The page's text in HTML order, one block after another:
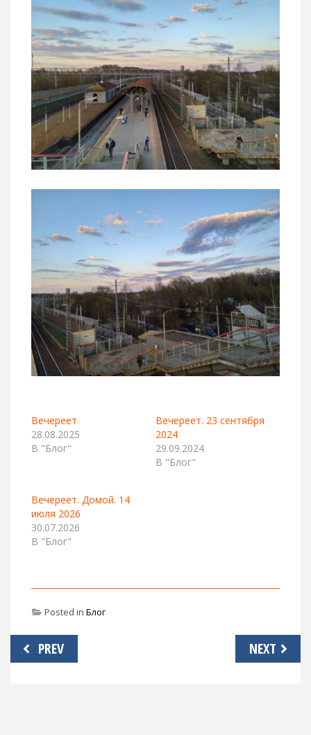
Вечереет
28.08.2025
В "Блог"
Вечереет. 23 сентября
2024
29.09.2024
В "Блог"
Вечереет. Домой. 14
июля 2026
30.07.2026
В "Блог"
Posted in Блог
Навигация
по
PREV NEXT